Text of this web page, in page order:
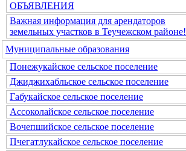
ОБЪЯВЛЕНИЯ
Важная информация для арендаторов
земельных участков в Теучежском районе!
Муниципальные образования
Понежукайское сельское поселение
Джиджихабльское сельское поселение
Габукайское сельское поселение
Ассоколайское сельское поселение
Вочепшийское сельское поселение
Пчегатлукайское сельское поселение